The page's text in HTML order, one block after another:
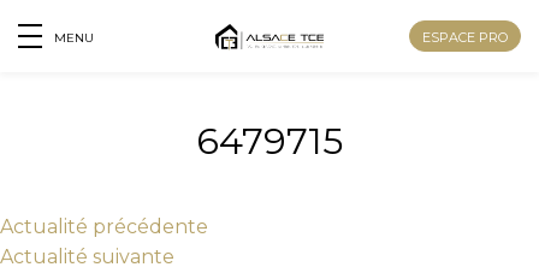
MENU ESPACE PRO
6479715
Actualité précédente
Actualité suivante